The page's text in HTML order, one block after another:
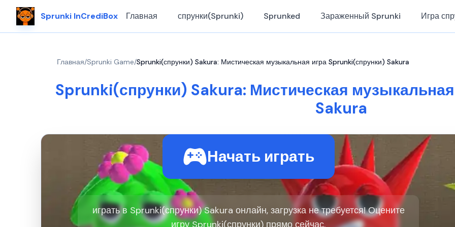
Sprunki InCrediBox Главная спрунки(Sprunki) Sprunked Зараженный Sprunki Игра
Главная/Sprunki Game/Sprunki(спрунки) Sakura: Мистическая музыкальная игра Sprunki(спрунки) Sakura
Sprunki(спрунки) Sakura: Мистическая
Sakura
Начать играть
играть в Sprunki(спрунки) Sakura онлайн, загрузка не требуется! Оцените
игру Sprunki(спрунки) прямо сейчас.